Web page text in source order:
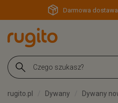
Darmowa
rugito.pl Dywany Dywany